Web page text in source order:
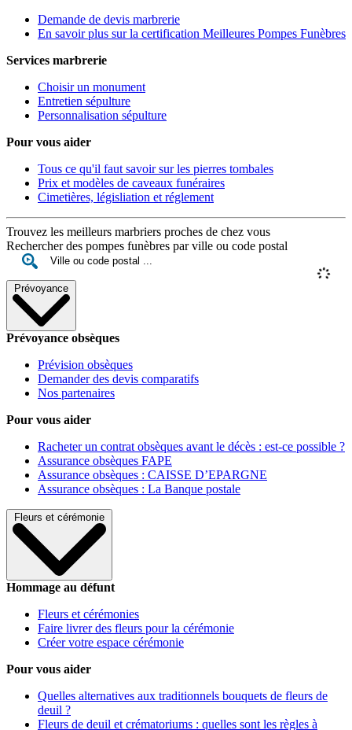
Demande de devis marbrerie
En savoir plus sur la certification Meilleures Pompes Funèbres
Services marbrerie
Choisir un monument
Entretien sépulture
Personnalisation sépulture
Pour vous aider
Tous ce qu'il faut savoir sur les pierres tombales
Prix et modèles de caveaux funéraires
Cimetières, législiation et réglement
Trouvez les meilleurs marbriers proches de chez vous
Rechercher des pompes funèbres par ville ou code postal
Prévoyance
Prévoyance obsèques
Prévision obsèques
Demander des devis comparatifs
Nos partenaires
Pour vous aider
Racheter un contrat obsèques avant le décès : est-ce possible ?
Assurance obsèques FAPE
Assurance obsèques : CAISSE D’EPARGNE
Assurance obsèques : La Banque postale
Fleurs et cérémonie
Hommage au défunt
Fleurs et cérémonies
Faire livrer des fleurs pour la cérémonie
Créer votre espace cérémonie
Pour vous aider
Quelles alternatives aux traditionnels bouquets de fleurs de
deuil ?
Fleurs de deuil et crématoriums : quelles sont les règles à